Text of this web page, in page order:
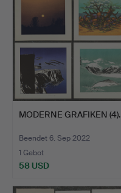
MODERNE GRAFIKEN (4).
Beendet 6. Sep 2022
1 Gebot
58 USD